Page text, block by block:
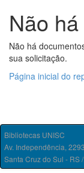
Não
Não há
sua solicitação.
Página inicial do
Bibliotecas UNISC
Av. Independência,
Santa Cruz do Sul - RS